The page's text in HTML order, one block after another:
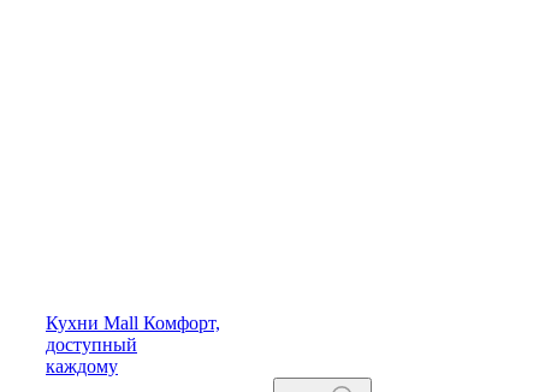
Кухни Mall Комфорт,
доступный
каждому